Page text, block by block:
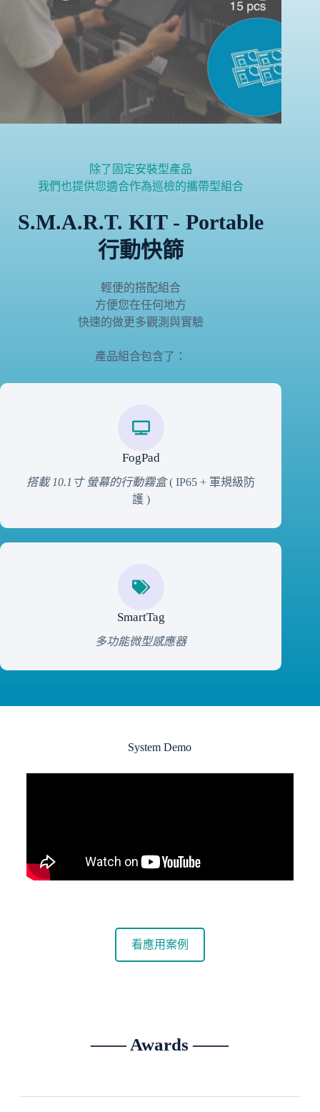
除了固定安裝型產品
我們也提供您適合作為巡檢的攜帶型組合
S.M.A.R.T. KIT - Portable
行動快篩
輕便的搭配組合
方便您在任何地方
快速的做更多觀測與實驗
產品組合包含了：
FogPad
搭載 10.1寸 螢幕的行動霧盒( IP65 + 軍規級防
護 )
SmartTag
多功能微型感應器
System Demo
看應用案例
—— Awards ——